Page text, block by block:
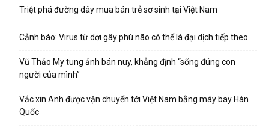
Triệt phá đường dây mua bán trẻ sơ sinh tại Việt Nam
Cảnh báo: Virus từ dơi gây phù não có thể là đại dịch tiếp theo
Vũ Thảo My tung ảnh bán nuy, khẳng định “sống đúng con
người của mình”
Vắc xin Anh được vận chuyển tới Việt Nam bằng máy bay Hàn
Quốc